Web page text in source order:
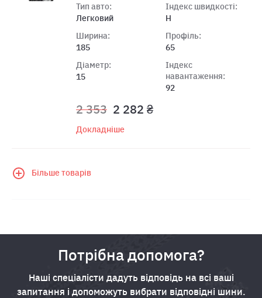
Тип авто:
Легковий
Ширина:
185
Діаметр:
15
Індекс швидкості:
H
Профіль:
65
Індекс
навантаження:
92
2 353 2 282 ₴
Докладніше
Більше товарів
Потрібна допомога?
Наші спеціалісти дадуть відповідь на всі ваші
запитання і допоможуть вибрати відповідні шини.